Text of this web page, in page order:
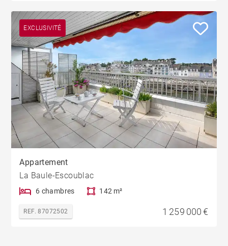
EXCLUSIVITÉ
Appartement
La Baule-Escoublac
6 chambres 142 m²
REF. 87072502 1 259 000 €